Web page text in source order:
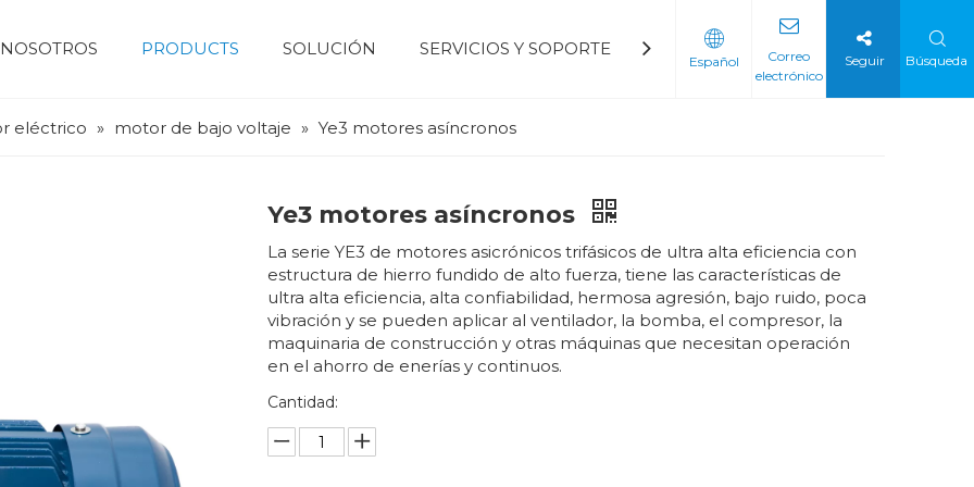
PRODUCTS SOLUCIÓN SERVICIOS Y SOPORTE BLOGS CONTÁCTENOS
Español
Correo
electrónico
Seguir Búsqueda
eléctrico » motor de bajo voltaje » Ye3 motores asíncronos
Ye3 motores asíncronos
La serie YE3 de motores asicrónicos trifásicos de ultra alta eficiencia con
estructura de hierro fundido de alto fuerza, tiene las características de
ultra alta eficiencia, alta confiabilidad, hermosa agresión, bajo ruido, poca
vibración y se pueden aplicar al ventilador, la bomba, el compresor, la
maquinaria de construcción y otras máquinas que necesitan operación
en el ahorro de enerías y continuos.
Cantidad: